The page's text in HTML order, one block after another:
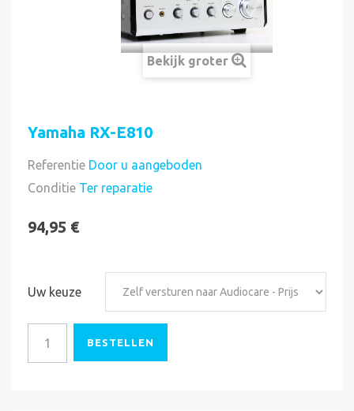
Bekijk groter
Yamaha RX-E810
Referentie Door u aangeboden
Conditie Ter reparatie
94,95 €
Uw keuze
BESTELLEN